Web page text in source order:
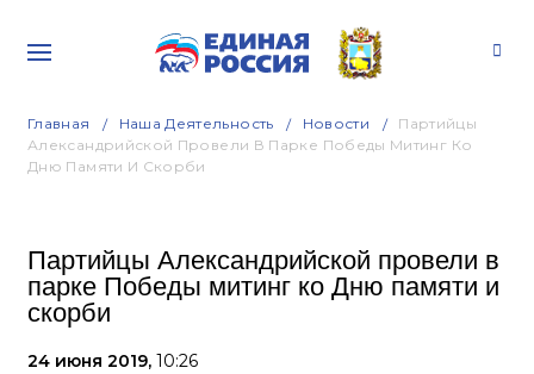
Главная Наша Деятельность Новости
Партийцы
Александрийской Провели В Парке Победы Митинг Ко
Дню Памяти И Скорби
Партийцы Александрийской провели в
парке Победы митинг ко Дню памяти и
скорби
24 июня 2019, 10:26